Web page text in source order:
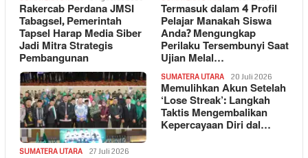
Rakercab Perdana JMSI
Tabagsel, Pemerintah
Tapsel Harap Media Siber
Jadi Mitra Strategis
Pembangunan
Termasuk dalam 4 Profil
Pelajar Manakah Siswa
Anda? Mengungkap
Perilaku Tersembunyi Saat
Ujian Melal…
SUMATERA UTARA 27 Juli 2026
SUMATERA UTARA 20 Juli 2026
Memulihkan Akun Setelah
‘Lose Streak’: Langkah
Taktis Mengembalikan
Kepercayaan Diri dal…